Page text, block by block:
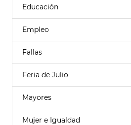
Educación
Empleo
Fallas
Feria de Julio
Mayores
Mujer e Igualdad